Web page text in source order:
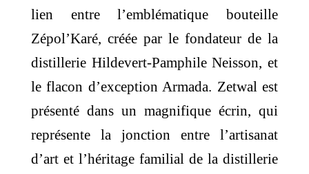
lien entre l’emblématique bouteille
Zépol’Karé, créée par le fondateur de la
distillerie Hildevert-Pamphile Neisson, et
le flacon d’exception Armada. Zetwal est
présenté dans un magnifique écrin, qui
représente la jonction entre l’artisanat
d’art et l’héritage familial de la distillerie